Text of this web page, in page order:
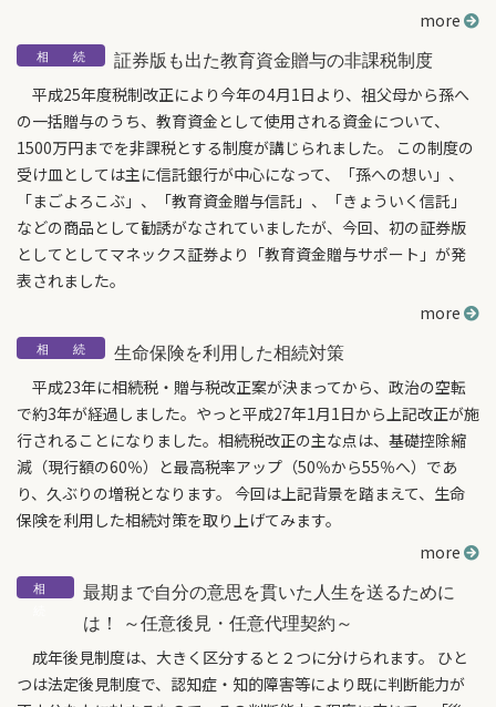
more
証券版も出た教育資金贈与の非課税制度
平成25年度税制改正により今年の4月1日より、祖父母から孫へ
の一括贈与のうち、教育資金として使用される資金について、
1500万円までを非課税とする制度が講じられました。 この制度の
受け皿としては主に信託銀行が中心になって、「孫への想い」、
「まごよろこぶ」、「教育資金贈与信託」、「きょういく信託」
などの商品として勧誘がなされていましたが、今回、初の証券版
としてとしてマネックス証券より「教育資金贈与サポート」が発
表されました。
more
生命保険を利用した相続対策
平成23年に相続税・贈与税改正案が決まってから、政治の空転
で約3年が経過しました。やっと平成27年1月1日から上記改正が施
行されることになりました。相続税改正の主な点は、基礎控除縮
減（現行額の60％）と最高税率アップ（50％から55％へ）であ
り、久ぶりの増税となります。 今回は上記背景を踏まえて、生命
保険を利用した相続対策を取り上げてみます。
more
最期まで自分の意思を貫いた人生を送るために
は！ ～任意後見・任意代理契約～
成年後見制度は、大きく区分すると２つに分けられます。 ひと
つは法定後見制度で、認知症・知的障害等により既に判断能力が